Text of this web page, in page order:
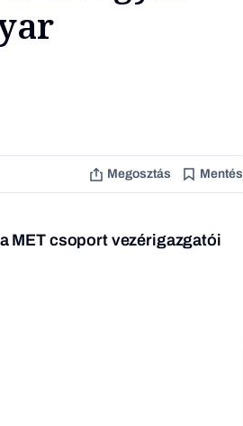
Megosztás Mentés
MET csoport vezérigazgatói